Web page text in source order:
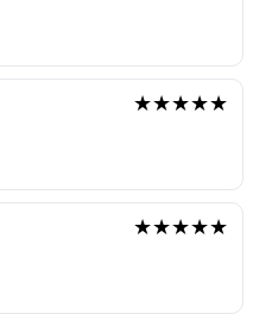
★★★★★
★★★★★